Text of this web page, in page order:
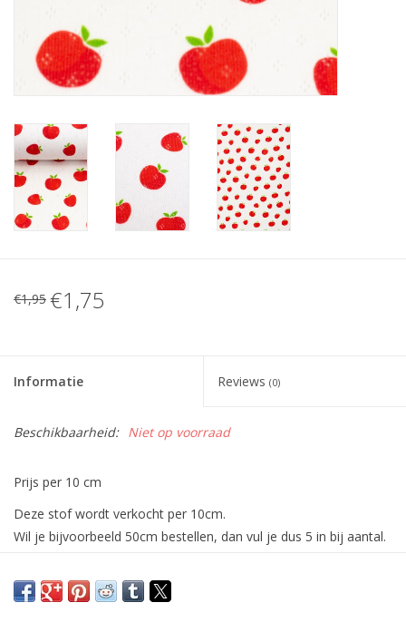
€1,95 €1,75
Informatie Reviews (0)
Beschikbaarheid: Niet op voorraad
Prijs per 10 cm
Deze stof wordt verkocht per 10cm.
Wil je bijvoorbeeld 50cm bestellen, dan vul je dus 5 in bij aantal.
Zachte ajour pointelle tricot met
print